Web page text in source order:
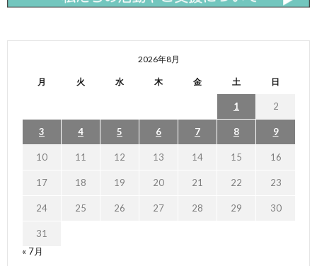
2026年8月
月 火 水 木 金 土 日
1 2
3 4 5 6 7 8 9
10 11 12 13 14 15 16
17 18 19 20 21 22 23
24 25 26 27 28 29 30
31
« 7月